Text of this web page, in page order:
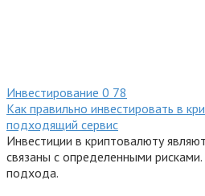
Инвестирование 0 78
Как правильно инвестировать в
подходящий сервис
Инвестиции в криптовалюту
связаны с определенными
подхода.